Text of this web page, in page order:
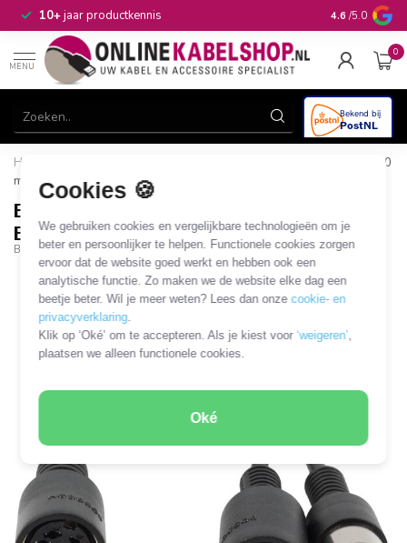
Cookies 🍪
We gebruiken cookies en vergelijkbare technologieën om je
beter en persoonlijker te helpen. Functionele cookies zorgen
ervoor dat de website goed werkt en hebben ook een
analytische functie. Zo maken we de website elke dag een
beetje beter. Wil je meer weten? Lees dan onzecookie- en
privacyverklaring.
Klik op ‘Oké’ om te accepteren. Als je kiest voor ‘weigeren’,
plaatsen we alleen functionele cookies.
Oké
10+jaar productkennis 4.6 /5.0
MENU
0
Home
BOSSCOM DIN 7-pins AUX splitter voor B&O | zwart | 0,20
meter
BOSSCOM DIN 7-pins AUX splitter voor
B&O | zwart | 0,20 meter
BOSS-01269901